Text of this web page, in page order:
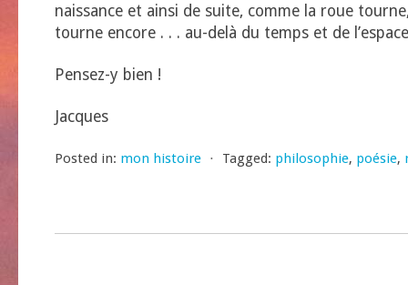
naissance et ainsi de suite, comme la roue
tourne encore . . . au-delà du temps et de
Pensez-y bien !
Jacques
Posted in: mon histoire ⋅ Tagged: philosophie, poésie,